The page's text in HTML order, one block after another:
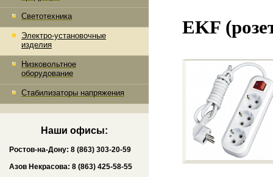
Светотехника
Электро-установочные
изделия
Низковольтное
оборудование
Стабилизаторы напряжения
Наши офисы:
Ростов-на-Дону: 8 (863) 303-20-59
Азов Некрасова: 8 (863) 425-58-55
EKF